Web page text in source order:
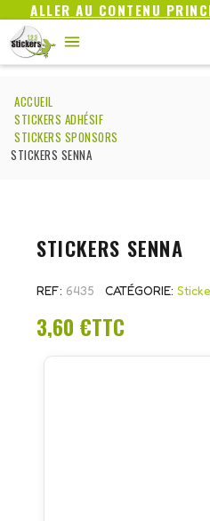
ALLER AU CONTENU
ACCUEIL
STICKERS ADHÉSIF
STICKERS SPONSORS
STICKERS SENNA
STICKERS SENNA
REF 6435 CATÉGORIE
3,60 €TTC